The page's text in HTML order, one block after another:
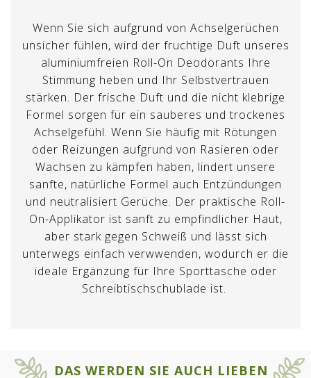
Wunschliste erstellen
Produkte in Ihrer Wunschliste zu
speichern.
Wenn Sie sich aufgrund von Achselgerüchen
unsicher fühlen, wird der fruchtige Duft unseres
aluminiumfreien Roll-On Deodorants Ihre
Stimmung heben und Ihr Selbstvertrauen
stärken. Der frische Duft und die nicht klebrige
Formel sorgen für ein sauberes und trockenes
Achselgefühl. Wenn Sie häufig mit Rötungen
oder Reizungen aufgrund von Rasieren oder
Wachsen zu kämpfen haben, lindert unsere
sanfte, natürliche Formel auch Entzündungen
und neutralisiert Gerüche. Der praktische Roll-
On-Applikator ist sanft zu empfindlicher Haut,
aber stark gegen Schweiß und lässt sich
unterwegs einfach verwwenden, wodurch er die
ideale Ergänzung für Ihre Sporttasche oder
Schreibtischschublade ist.
DAS WERDEN SIE AUCH LIEBEN